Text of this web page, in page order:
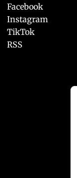
Facebook
Instagram
TikTok
RSS